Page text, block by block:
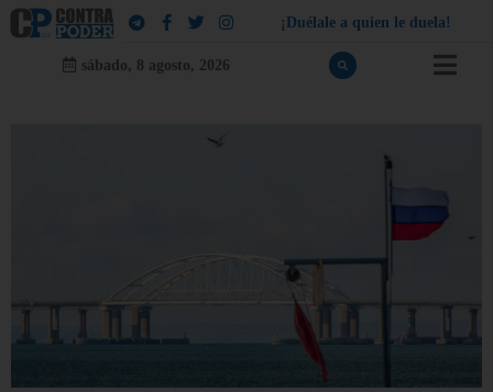
¡ Dué a e a quien e d ue a!
sábado, 8 agosto, 2026